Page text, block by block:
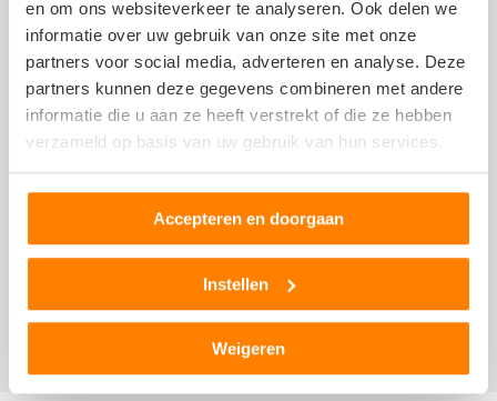
en om ons websiteverkeer te analyseren. Ook delen we
informatie over uw gebruik van onze site met onze
partners voor social media, adverteren en analyse. Deze
partners kunnen deze gegevens combineren met andere
informatie die u aan ze heeft verstrekt of die ze hebben
verzameld op basis van uw gebruik van hun services.
Accepteren en doorgaan
Instellen
Weigeren
persoon dan wel derden, om dit bedrijf te beoordelen.
Op het schrijven van een beoordeling zijn de algemene
voorwaardenen dedisclaimervan NoQ B.V. van
overeenkomstige toepassing.
en -demontagebedrijf Pijffers B.V.. Schrijf nu als
een review!